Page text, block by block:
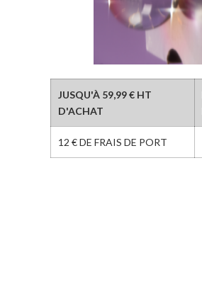
JUSQU'À 59,99 € HT
D'ACHAT
12 € DE FRAIS DE PORT